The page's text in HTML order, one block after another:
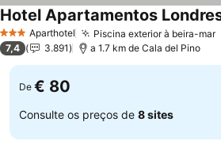
3 EstrelasAparthotel Piscina exterior à beira-mar
Hotel Apartamentos
7,4 3.891 a 1.7 km de Cala del Pino
De € 80
Consulte os preços de 8 sites